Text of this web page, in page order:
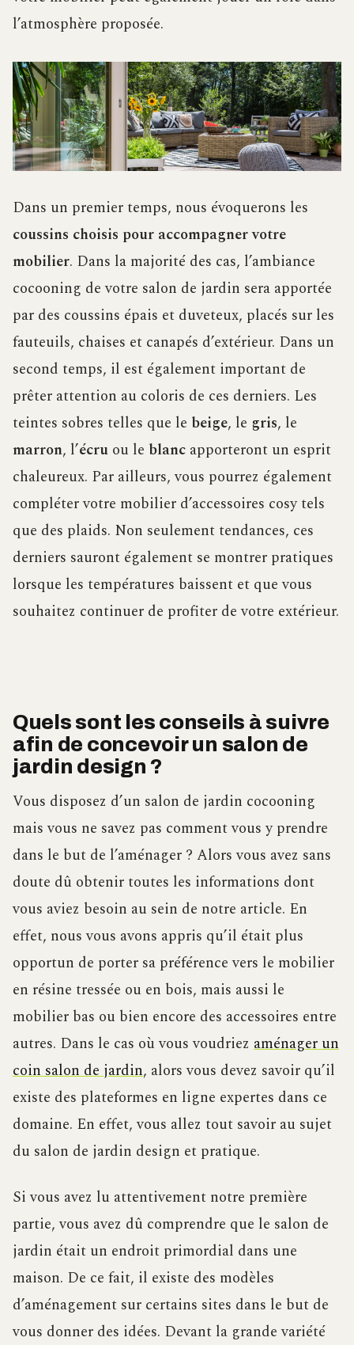
l’atmosphère proposée.
Dans un premier temps, nous évoquerons les
coussins choisis pour accompagner votre
mobilier. Dans la majorité des cas, l’ambiance
cocooning de votre salon de jardin sera apportée
par des coussins épais et duveteux, placés sur les
fauteuils, chaises et canapés d’extérieur. Dans un
second temps, il est également important de
prêter attention au coloris de ces derniers. Les
teintes sobres telles que le beige, le gris, le
marron, l’écru ou le blanc apporteront un esprit
chaleureux. Par ailleurs, vous pourrez également
compléter votre mobilier d’accessoires cosy tels
que des plaids. Non seulement tendances, ces
derniers sauront également se montrer pratiques
lorsque les températures baissent et que vous
souhaitez continuer de profiter de votre extérieur.
Quels sont les conseils à suivre
afin de concevoir un salon de
jardin design ?
Vous disposez d’un salon de jardin cocooning
mais vous ne savez pas comment vous y prendre
dans le but de l’aménager ? Alors vous avez sans
doute dû obtenir toutes les informations dont
vous aviez besoin au sein de notre article. En
effet, nous vous avons appris qu’il était plus
opportun de porter sa préférence vers le mobilier
en résine tressée ou en bois, mais aussi le
mobilier bas ou bien encore des accessoires entre
autres. Dans le cas où vous voudriez aménager un
coin salon de jardin, alors vous devez savoir qu’il
existe des plateformes en ligne expertes dans ce
domaine. En effet, vous allez tout savoir au sujet
du salon de jardin design et pratique.
Si vous avez lu attentivement notre première
partie, vous avez dû comprendre que le salon de
jardin était un endroit primordial dans une
maison. De ce fait, il existe des modèles
d’aménagement sur certains sites dans le but de
vous donner des idées. Devant la grande variété